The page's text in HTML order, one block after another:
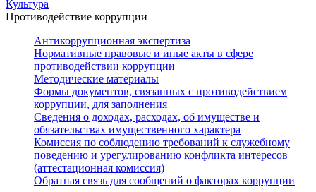
Культура
Противодействие коррупции
Антикоррупционная экспертиза
Нормативные правовые и иные акты в сфере
противодействии коррупции
Методические материалы
Формы документов, связанных с противодействием
коррупции, для заполнения
Сведения о доходах, расходах, об имуществе и
обязательствах имущественного характера
Комиссия по соблюдению требований к служебному
поведению и урегулированию конфликта интересов
(аттестационная комиссия)
Обратная связь для сообщений о факторах коррупции